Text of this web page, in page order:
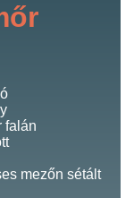
falán
mezőn sétált